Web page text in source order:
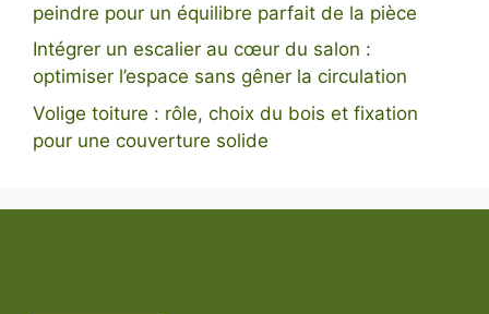
peindre pour un équilibre parfait de la pièce
Intégrer un escalier au cœur du salon :
optimiser l’espace sans gêner la circulation
Volige toiture : rôle, choix du bois et fixation
pour une couverture solide